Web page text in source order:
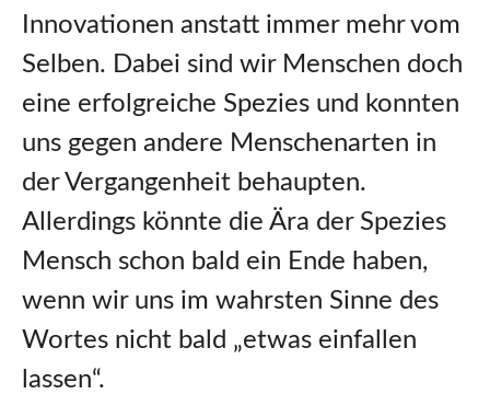
Innovationen anstatt immer mehr vom
Selben. Dabei sind wir Menschen doch
eine erfolgreiche Spezies und konnten
uns gegen andere Menschenarten in
der Vergangenheit behaupten.
Allerdings könnte die Ära der Spezies
Mensch schon bald ein Ende haben,
wenn wir uns im wahrsten Sinne des
Wortes nicht bald „etwas einfallen
lassen“.